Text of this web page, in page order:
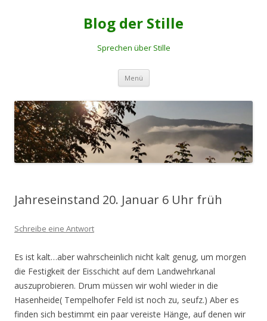
Blog der Stille
Sprechen über Stille
Menü Springe
Inhalt
Jahreseinstand 20. Januar 6 Uhr früh
Schreibe eine Antwort
Es ist kalt…aber wahrscheinlich nicht kalt genug, um morgen
die Festigkeit der Eisschicht auf dem Landwehrkanal
auszuprobieren. Drum müssen wir wohl wieder in die
Hasenheide( Tempelhofer Feld ist noch zu, seufz.) Aber es
finden sich bestimmt ein paar vereiste Hänge, auf denen wir